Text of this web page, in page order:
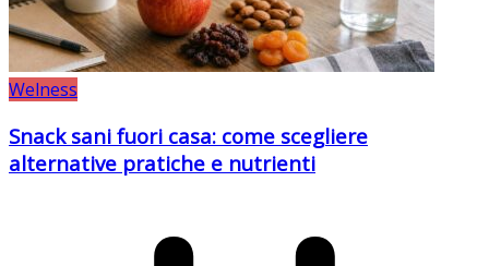
Welness
Snack sani fuori casa: come scegliere
alternative pratiche e nutrienti